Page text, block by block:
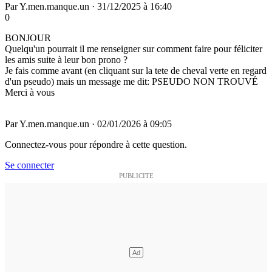
ParY.men.manque.un · 31/12/2025 à 16:40
0
BONJOUR
Quelqu'un pourrait il me renseigner sur comment faire pour féliciter
les amis suite à leur bon prono ?
Je fais comme avant (en cliquant sur la tete de cheval verte en regard
d'un pseudo) mais un message me dit: PSEUDO NON TROUVÉ
Merci à vous
ParY.men.manque.un · 02/01/2026 à 09:05
Connectez-vous pour répondre à cette question.
Se connecter